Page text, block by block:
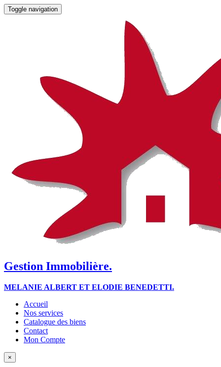
Toggle navigation
Gestion Immobilière.
MELANIE ALBERT ET ELODIE BENEDETTI.
Accueil
Nos services
Catalogue des biens
Contact
Mon Compte
×